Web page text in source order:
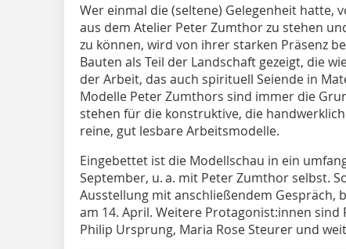
Wer einmal die (seltene) Gelegenheit hatte,
aus dem Atelier Peter Zumthor zu stehen
zu können, wird von ihrer starken Präsenz
Bauten als Teil der Landschaft gezeigt, die
der Arbeit, das auch spirituell Seiende in
Modelle Peter Zumthors sind immer die
stehen für die konstruktive, die
reine, gut lesbare Arbeitsmodelle.
Eingebettet ist die Modellschau in ein
September, u. a. mit Peter Zumthor selbst.
Ausstellung mit anschließendem Gespräch,
am 14. April. Weitere Protagonist:innen
Philip Ursprung, Maria Rose Steurer und